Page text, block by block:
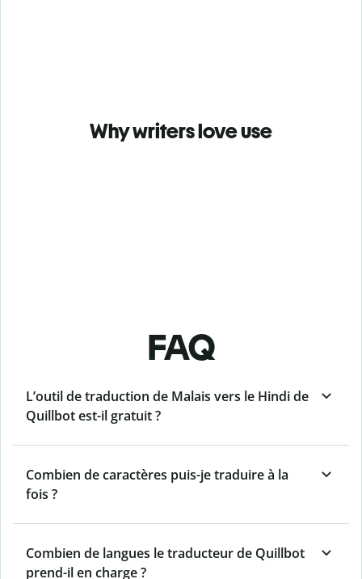
Why writers love use
FAQ
L’outil de traduction de Malais vers le Hindi de
Quillbot est-il gratuit ?
Combien de caractères puis-je traduire à la
fois ?
Combien de langues le traducteur de Quillbot
prend-il en charge ?